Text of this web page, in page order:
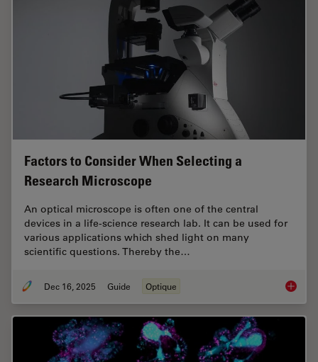
Factors to Consider When Selecting a
Research Microscope
An optical microscope is often one of the central
devices in a life-science research lab. It can be used for
various applications which shed light on many
scientific questions. Thereby the…
Dec 16, 2025 Guide Optique Factors